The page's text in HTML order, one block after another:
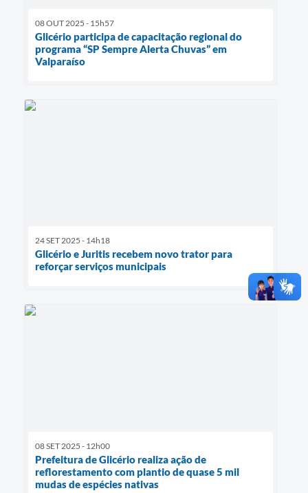
08 OUT 2025 - 15h57
Glicério participa de capacitação regional do
programa “SP Sempre Alerta Chuvas” em
Valparaíso
24 SET 2025 - 14h18
Glicério e Juritis recebem novo trator para
reforçar serviços municipais
08 SET 2025 - 12h00
Prefeitura de Glicério realiza ação de
reflorestamento com plantio de quase 5 mil
mudas de espécies nativas